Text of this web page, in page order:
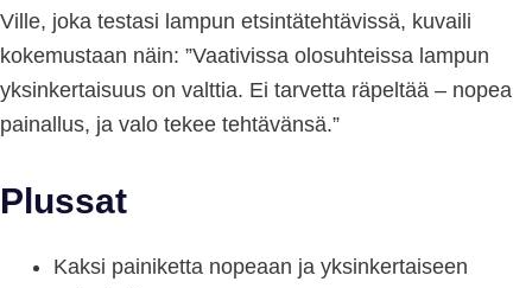
Ville, joka testasi lampun etsintätehtävissä, kuvaili
kokemustaan näin: ”Vaativissa olosuhteissa lampun
yksinkertaisuus on valttia. Ei tarvetta räpeltää – nopea
painallus, ja valo tekee tehtävänsä.”
Plussat
Kaksi painiketta nopeaan ja yksinkertaiseen